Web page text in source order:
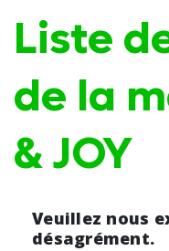
Liste
de la
& JOY
Veuillez nous
désagrément.